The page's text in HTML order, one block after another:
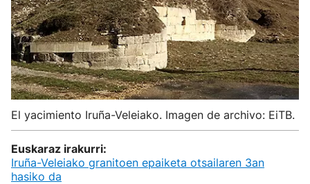
El yacimiento Iruña-Veleiako. Imagen de archivo: EiTB.
Euskaraz irakurri:
Iruña-Veleiako granitoen epaiketa otsailaren 3an
hasiko da